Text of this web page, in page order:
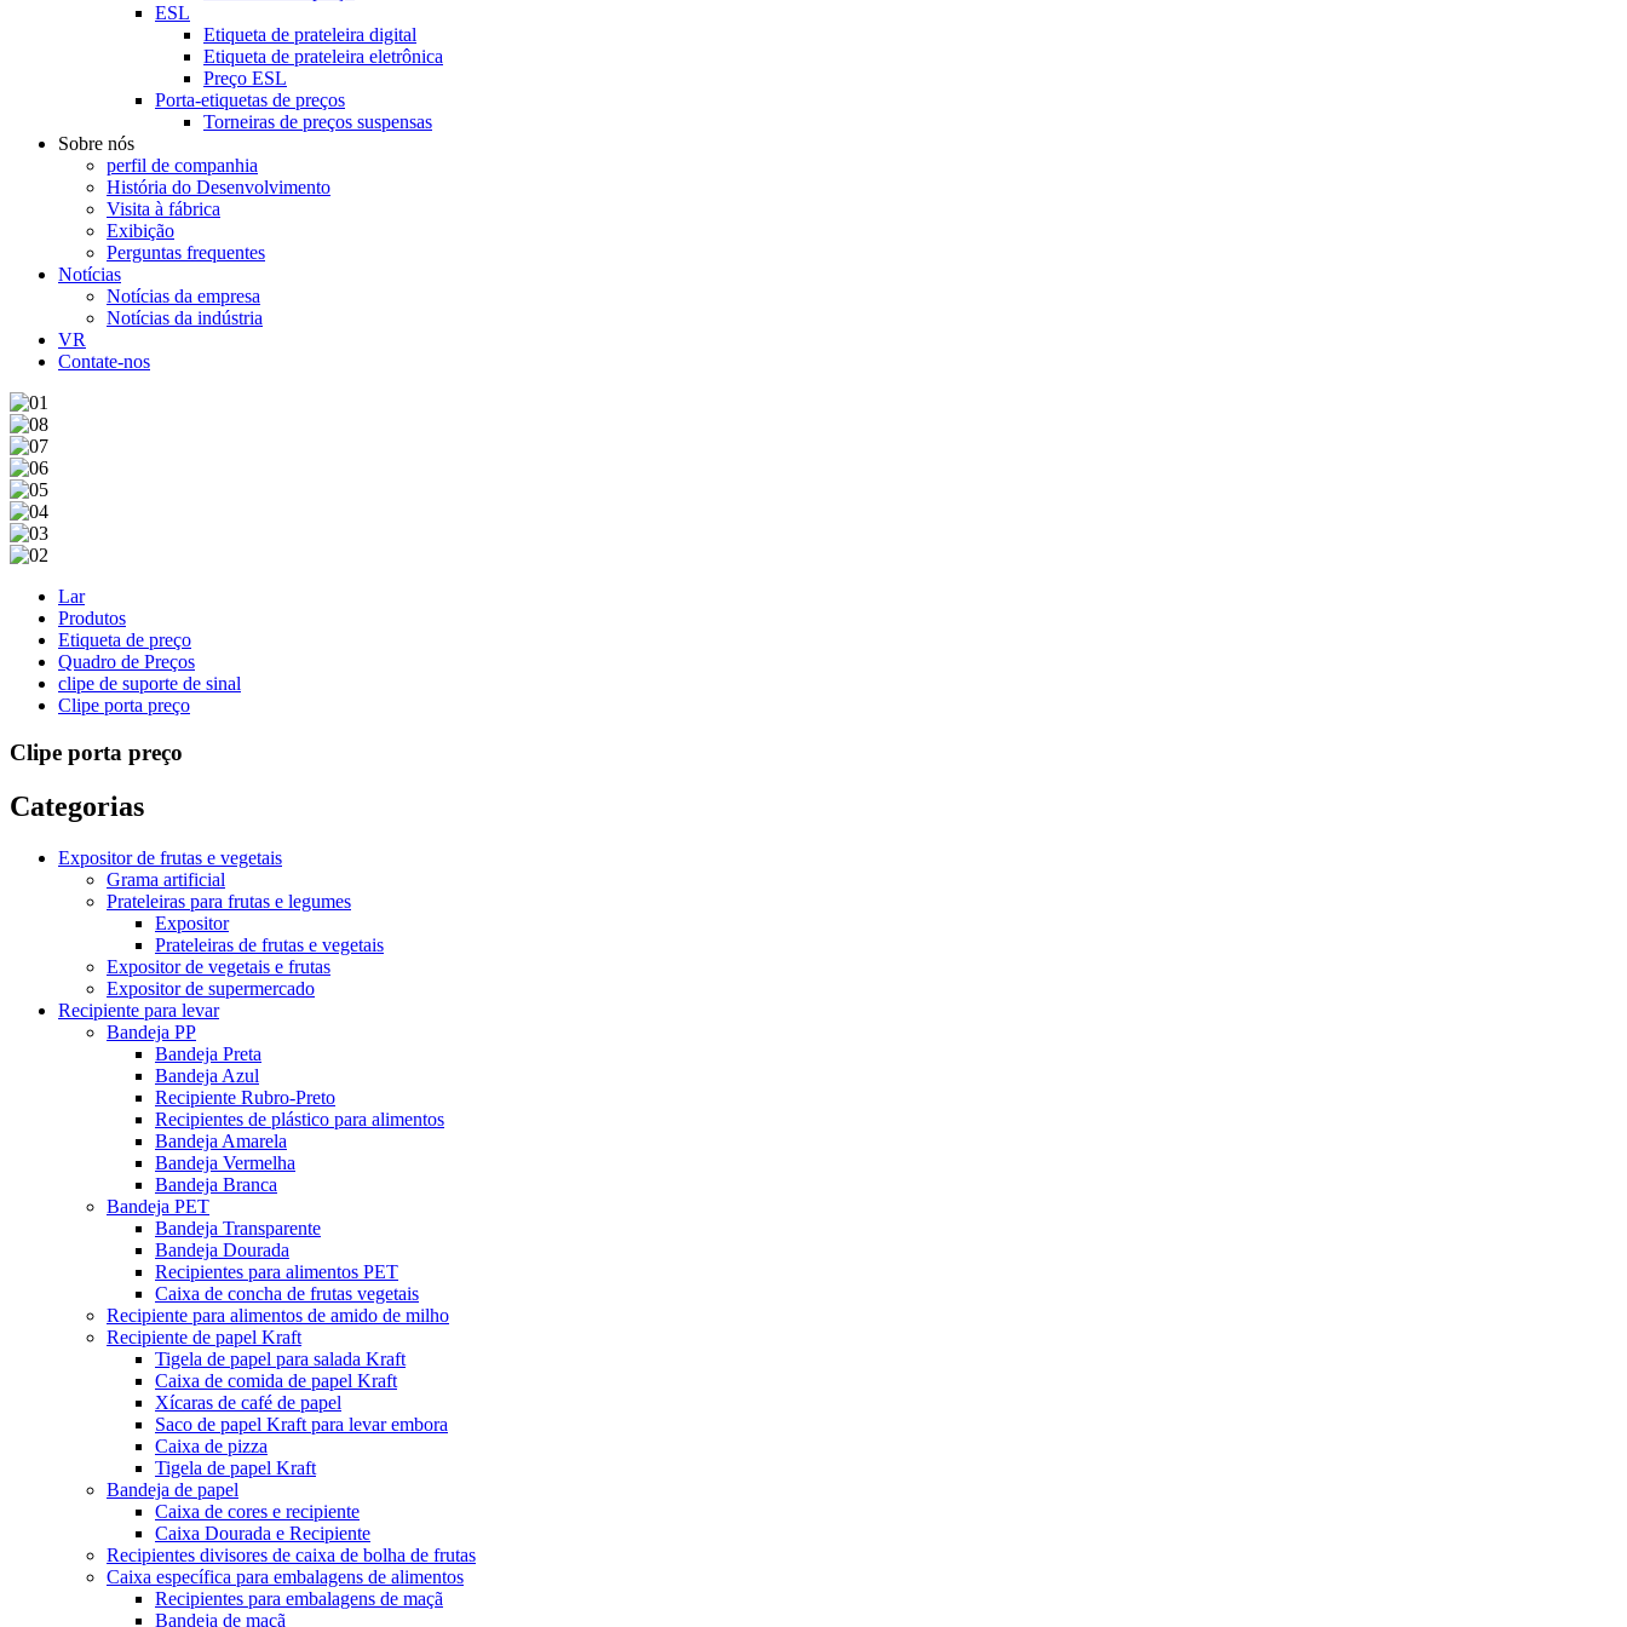
ESL
Etiqueta de prateleira digital
Etiqueta de prateleira eletrônica
Preço ESL
Porta-etiquetas de preços
Torneiras de preços suspensas
Sobre nós
perfil de companhia
História do Desenvolvimento
Visita à fábrica
Exibição
Perguntas frequentes
Notícias
Notícias da empresa
Notícias da indústria
VR
Contate-nos
Lar
Produtos
Etiqueta de preço
Quadro de Preços
clipe de suporte de sinal
Clipe porta preço
Clipe porta preço
Categorias
Expositor de frutas e vegetais
Grama artificial
Prateleiras para frutas e legumes
Expositor
Prateleiras de frutas e vegetais
Expositor de vegetais e frutas
Expositor de supermercado
Recipiente para levar
Bandeja PP
Bandeja Preta
Bandeja Azul
Recipiente Rubro-Preto
Recipientes de plástico para alimentos
Bandeja Amarela
Bandeja Vermelha
Bandeja Branca
Bandeja PET
Bandeja Transparente
Bandeja Dourada
Recipientes para alimentos PET
Caixa de concha de frutas vegetais
Recipiente para alimentos de amido de milho
Recipiente de papel Kraft
Tigela de papel para salada Kraft
Caixa de comida de papel Kraft
Xícaras de café de papel
Saco de papel Kraft para levar embora
Caixa de pizza
Tigela de papel Kraft
Bandeja de papel
Caixa de cores e recipiente
Caixa Dourada e Recipiente
Recipientes divisores de caixa de bolha de frutas
Caixa específica para embalagens de alimentos
Recipientes para embalagens de maçã
Bandeja de maçã